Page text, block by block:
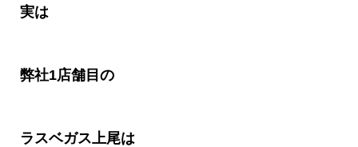
実は
弊社1店舗目の
ラスベガス上尾は